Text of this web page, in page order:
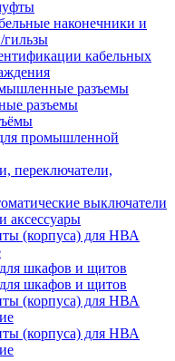
наконечники и
гильзы
кабельных
разъемы
разъемы
промышленной
переключатели,
выключатели
(корпуса) для НВА
шкафов и щитов
шкафов и щитов
(корпуса) для НВА
(корпуса) для НВА